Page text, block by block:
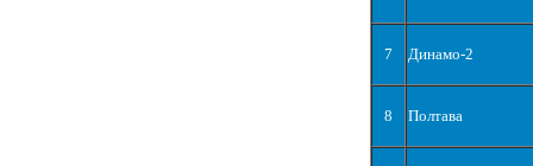
7 Динамо-2
8 Полтава